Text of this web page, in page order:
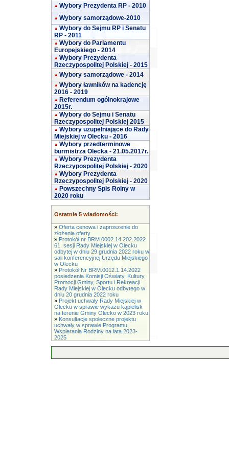
Wybory Prezydenta RP - 2010
Wybory samorządowe-2010
Wybory do Sejmu RP i Senatu
RP - 2011
Wybory do Parlamentu
Europejskiego - 2014
Wybory Prezydenta
Rzeczypospolitej Polskiej - 2015
Wybory samorządowe - 2014
Wybory ławników na kadencję
2016 - 2019
Referendum ogólnokrajowe
2015r.
Wybory do Sejmu i Senatu
Rzeczypospolitej Polskiej 2015
Wybory uzupełniające do Rady
Miejskiej w Olecku - 2016
Wybory przedterminowe
burmistrza Olecka - 21.05.2017r.
Wybory Prezydenta
Rzeczypospolitej Polskiej - 2020
Wybory Prezydenta
Rzeczypospolitej Polskiej - 2020
Powszechny Spis Rolny w
2020 roku
Ostatnie 5 wiadomości:
» Oferta cenowa i zaproszenie do
złożenia oferty
» Protokół nr BRM.0002.14.202.2022
61. sesji Rady Miejskiej w Olecku
odbytej w dniu 29 grudnia 2022 roku w
sali konferencyjnej Urzędu Miejskiego
w Olecku
» Protokół Nr BRM.0012.1.14.2022
posiedzenia Komisji Oświaty, Kultury,
Promocji Gminy, Sportu i Rekreacji
Rady Miejskiej w Olecku odbytego w
dniu 20 grudnia 2022 roku
» Projekt uchwały Rady Miejskiej w
Olecku w sprawie wykazu kąpielisk
na terenie Gminy Olecko w 2023 roku
» Konsultacje społeczne projektu
uchwały w sprawie Programu
Wspierania Rodziny na lata 2023-
2025